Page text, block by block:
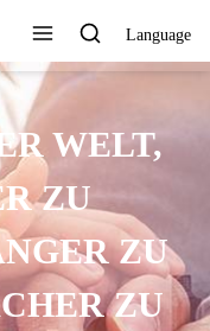
Language
WELT,
ZU
ZU
ZU